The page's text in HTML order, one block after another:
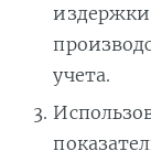
учета.